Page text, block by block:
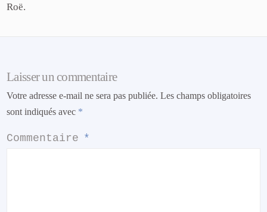
Roë.
Laisser un commentaire
Votre adresse e-mail ne sera pas publiée. Les champs obligatoires
sont indiqués avec *
Commentaire*